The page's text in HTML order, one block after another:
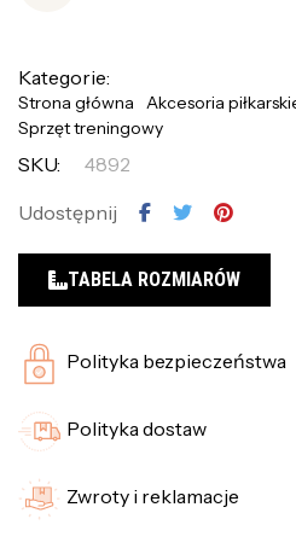
Kategorie:
Strona główna
Akcesoria
Sprzęt treningowy
SKU:
4892
Udostępnij
TABELA ROZMIARÓW
Polityka bezpieczeństwa
Polityka dostaw
Zwroty i reklamacje